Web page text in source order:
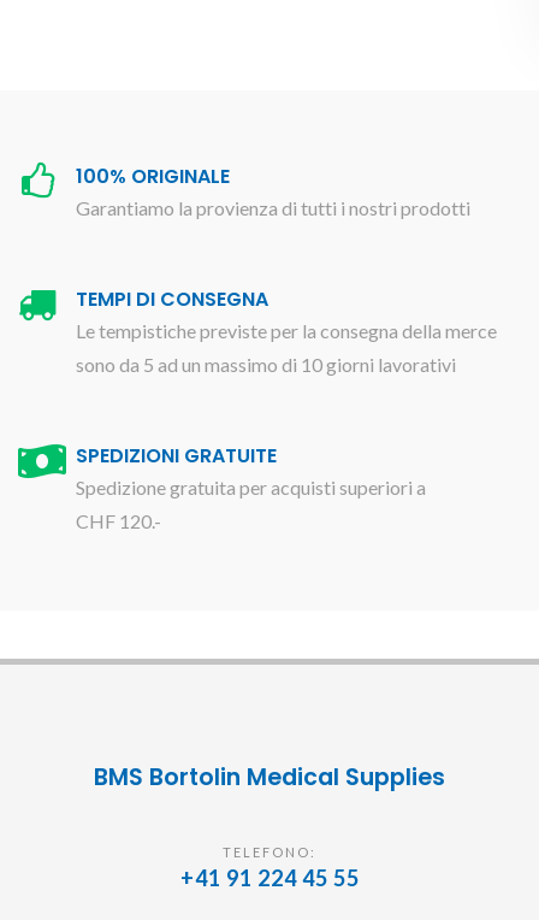
100% ORIGINALE
Garantiamo la provienza di tutti i nostri prodotti
TEMPI DI CONSEGNA
Le tempistiche previste per la consegna della merce
sono da 5 ad un massimo di 10 giorni lavorativi
SPEDIZIONI GRATUITE
Spedizione gratuita per acquisti superiori a
CHF 120.-
BMS Bortolin Medical Supplies
TELEFONO:
+41 91 224 45 55